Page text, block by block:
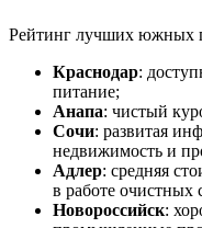
Рейтинг лучших южных
Краснодар:
питание;
Анапа: чистый
Сочи: развитая
недвижимость и
Адлер: средняя
в работе очистных
Новороссийск: